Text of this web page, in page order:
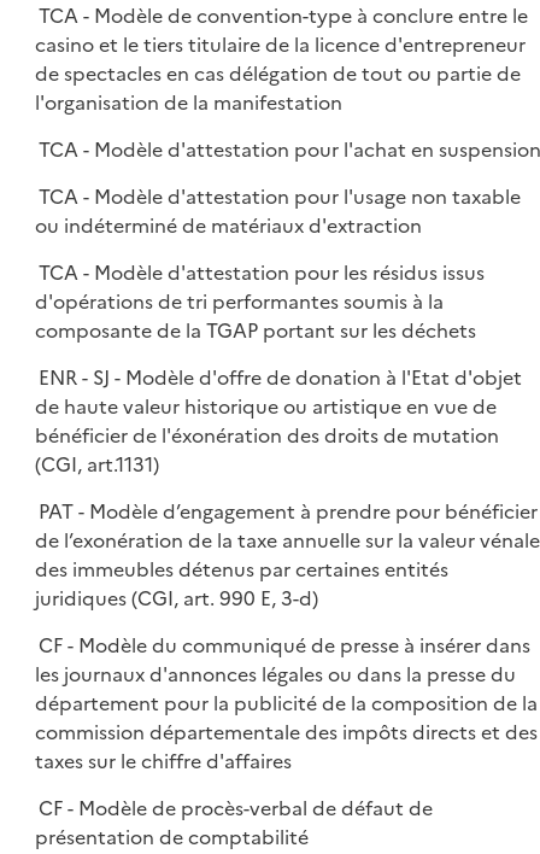
TCA - Modèle de convention-type à conclure entre le
casino et le tiers titulaire de la licence d'entrepreneur
de spectacles en cas délégation de tout ou partie de
l'organisation de la manifestation
TCA - Modèle d'attestation pour l'achat en
TCA - Modèle d'attestation pour l'usage non taxable
ou indéterminé de matériaux d'extraction
TCA - Modèle d'attestation pour les résidus issus
d'opérations de tri performantes soumis à la
composante de la TGAP portant sur les déchets
ENR - SJ - Modèle d'offre de donation à l'Etat d'objet
de haute valeur historique ou artistique en vue de
bénéficier de l'éxonération des droits de mutation
(CGI, art.1131)
PAT - Modèle d’engagement à prendre pour bénéficier
de l’exonération de la taxe annuelle sur la valeur vénale
des immeubles détenus par certaines entités
juridiques (CGI, art. 990 E, 3-d)
CF - Modèle du communiqué de presse à insérer dans
les journaux d'annonces légales ou dans la presse du
département pour la publicité de la composition de la
commission départementale des impôts directs et des
taxes sur le chiffre d'affaires
CF - Modèle de procès-verbal de défaut de
présentation de comptabilité